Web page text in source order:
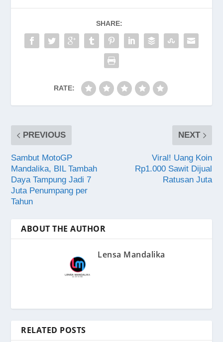
SHARE:
RATE:
PREVIOUS
Sambut MotoGP
Mandalika, BIL Tambah
Daya Tampung Jadi 7
Juta Penumpang per
Tahun
NEXT
Viral! Uang Koin
Rp1.000 Sawit Dijual
Ratusan Juta
ABOUT THE AUTHOR
Lensa Mandalika
RELATED POSTS